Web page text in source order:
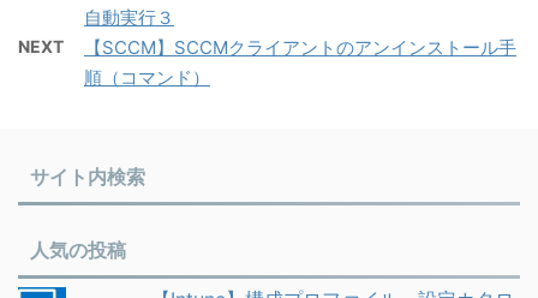
自動実行３
NEXT
【SCCM】SCCMクライアントのアンインストール手
順（コマンド）
サイト内検索
人気の投稿